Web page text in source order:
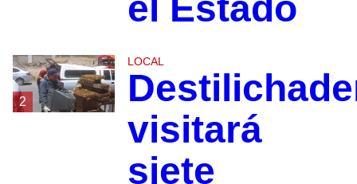
el Estado
2
LOCAL
visitará
siete